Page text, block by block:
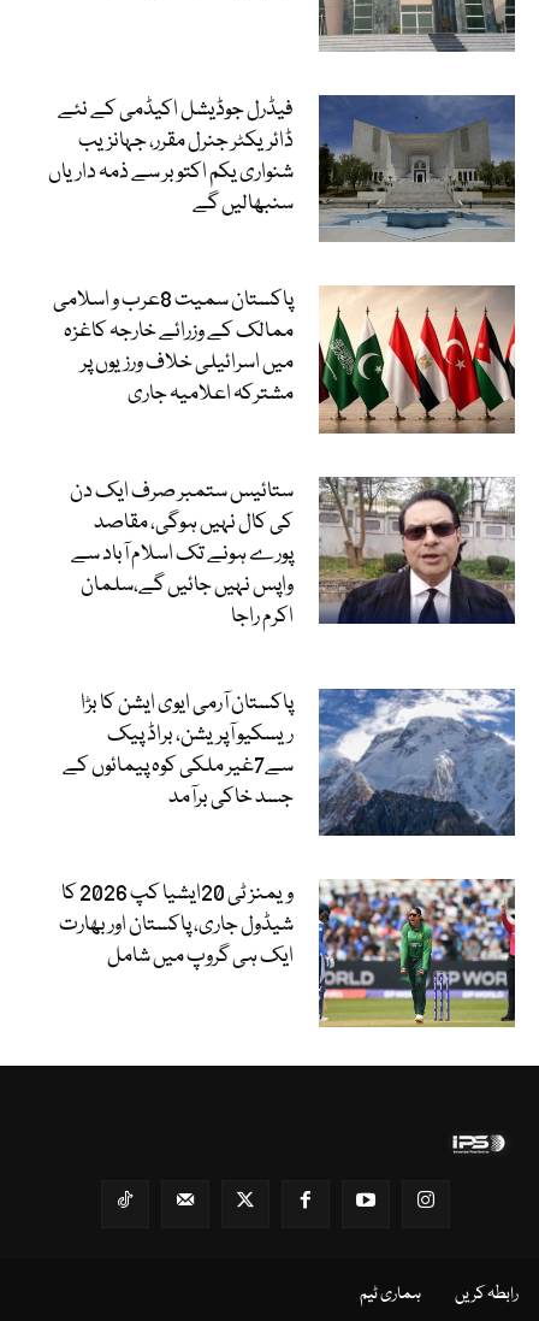
فیڈرل جوڈیشل اکیڈمی کے نئے
ڈائریکٹر جنرل مقرر، جہانزیب
شنواری یکم اکتوبر سے ذمہ داریاں
سنبھالیں گے
پاکستان سمیت 8عرب و اسلامی
ممالک کے وزرائے خارجہ کاغزہ
میں اسرائیلی خلاف ورزیوں پر
مشترکہ اعلامیہ جاری
ستائیس ستمبر صرف ایک دن
کی کال نہیں ہوگی، مقاصد
پورے ہونے تک اسلام آباد سے
واپس نہیں جائیں گے،سلمان
اکرم راجا
پاکستان آرمی ایوی ایشن کا بڑا
ریسکیو آپریشن، براڈ پیک
سے7غیر ملکی کوہ پیمائوں کے
جسد خاکی برآمد
ویمنز ٹی 20ایشیا کپ 2026 کا
شیڈول جاری، پاکستان اور بھارت
ایک ہی گروپ میں شامل
رابطہ کریں ہماری ٹیم